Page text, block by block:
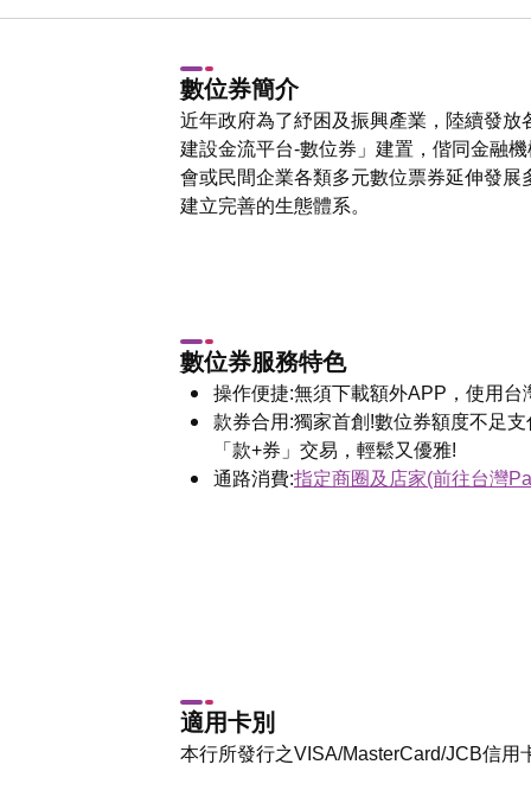
數位券簡介
近年政府為了紓困及振興產業，陸續發
建設金流平台-數位券」建置，偕同金融
會或民間企業各類多元數位票券延伸發
建立完善的生態體系。
數位券服務特色
操作便捷:無須下載額外APP，使用
款券合用:獨家首創!數位券額度不足
「款+券」交易，輕鬆又優雅!
通路消費:指定商圈及店家(前往台灣
適用卡別
本行所發行之VISA/MasterCard/JCB信